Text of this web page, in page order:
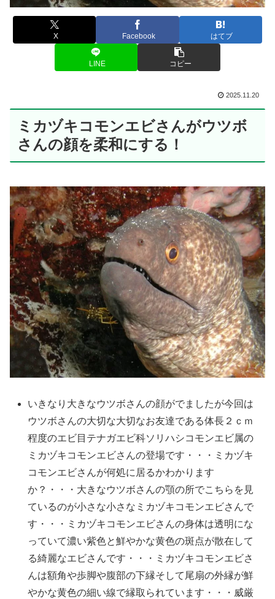
X Facebook はてブ
LINE コピー
2025.11.20
ミカヅキコモンエビさんがウツボ
さんの顔を柔和にする！
いきなり大きなウツボさんの顔がでましたが今回は
ウツボさんの大切な大切なお友達である体長２ｃｍ
程度のエビ目テナガエビ科ソリハシコモンエビ属の
ミカヅキコモンエビさんの登場です・・・ミカヅキ
コモンエビさんが何処に居るかわかります
か？・・・大きなウツボさんの顎の所でこちらを見
ているのが小さな小さなミカヅキコモンエビさんで
す・・・ミカヅキコモンエビさんの身体は透明にな
っていて濃い紫色と鮮やかな黄色の斑点が散在して
る綺麗なエビさんです・・・ミカヅキコモンエビさ
んは額角や歩脚や腹部の下縁そして尾扇の外縁が鮮
やかな黄色の細い線で縁取られています・・・威厳